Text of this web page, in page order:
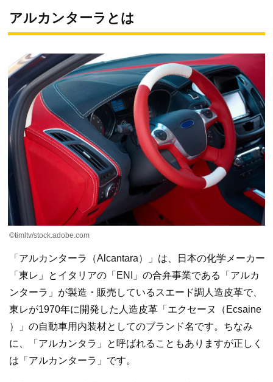
アルカンターラとは
©timltv/stock.adobe.com
「アルカンターラ（Alcantara）」は、日本の化学メーカー
「東レ」とイタリアの「ENI」の合弁事業である「アルカ
ンターラ」が製造・販売しているスエード調人造皮革で、
東レが1970年に開発した人造皮革「エクセーヌ（Ecsaine
）」の自動車用内装材としてのブランド名です。ちなみ
に、「アルカンタラ」と呼ばれることもありますが正しく
は「アルカンターラ」です。